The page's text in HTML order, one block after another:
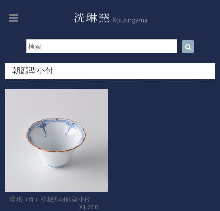
朝顔型小付
瓔珞（青）桔梗渕朝顔型小付
¥1,740